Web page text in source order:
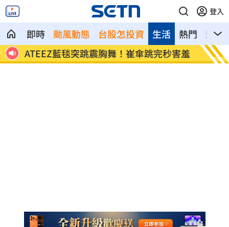
登入
即時 颱風動態 台股怎投資 熱門 影音
生活
因 ATEEZ藍毯突跳震胸舞！崔傘跳完秒害羞
蔡壁
易